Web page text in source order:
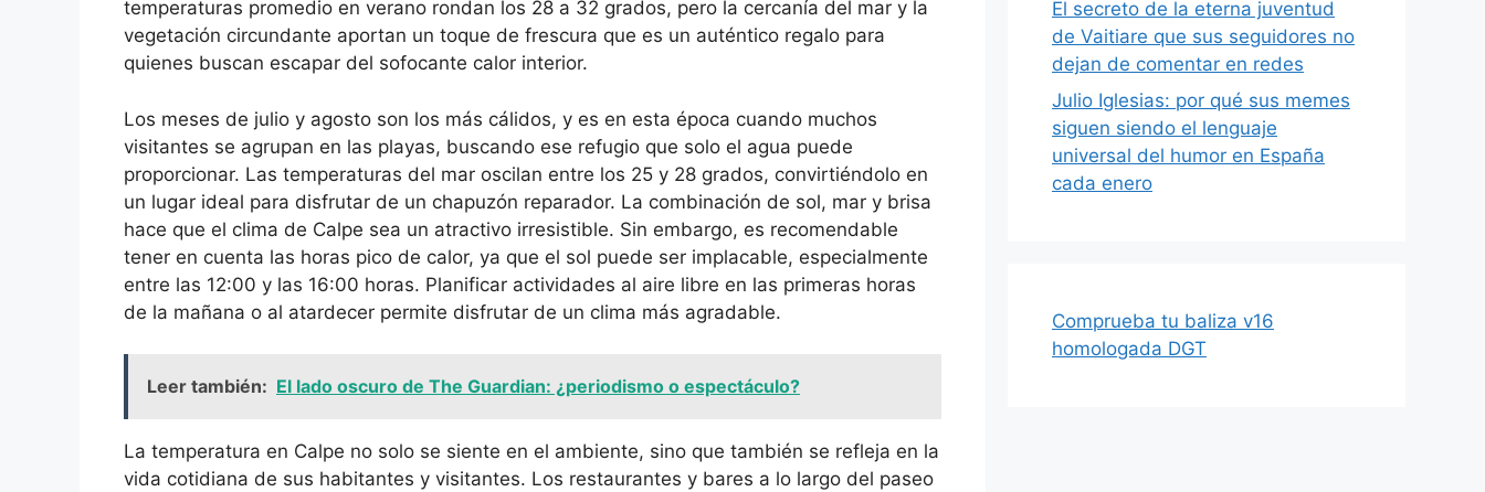
temperaturas promedio en verano rondan los 28 a 32 grados, pero la cercanía del mar y la
vegetación circundante aportan un toque de frescura que es un auténtico regalo para
quienes buscan escapar del sofocante calor interior.
Los meses de julio y agosto son los más cálidos, y es en esta época cuando muchos
visitantes se agrupan en las playas, buscando ese refugio que solo el agua puede
proporcionar. Las temperaturas del mar oscilan entre los 25 y 28 grados, convirtiéndolo en
un lugar ideal para disfrutar de un chapuzón reparador. La combinación de sol, mar y brisa
hace que el clima de Calpe sea un atractivo irresistible. Sin embargo, es recomendable
tener en cuenta las horas pico de calor, ya que el sol puede ser implacable, especialmente
entre las 12:00 y las 16:00 horas. Planificar actividades al aire libre en las primeras horas
de la mañana o al atardecer permite disfrutar de un clima más agradable.
Leer también: El lado oscuro de The Guardian: ¿periodismo o espectáculo?
La temperatura en Calpe no solo se siente en el ambiente, sino que también se refleja en la
vida cotidiana de sus habitantes y visitantes. Los restaurantes y bares a lo largo del paseo
El secreto de la eterna juventud
de Vaitiare que sus seguidores no
dejan de comentar en redes
Julio Iglesias: por qué sus memes
siguen siendo el lenguaje
universal del humor en España
cada enero
Comprueba tu baliza v16
homologada DGT